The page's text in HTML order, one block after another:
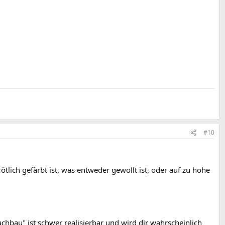
#10
gefärbt ist, was entweder gewollt ist, oder auf zu hohe
ist schwer realisierbar und wird dir wahrscheinlich